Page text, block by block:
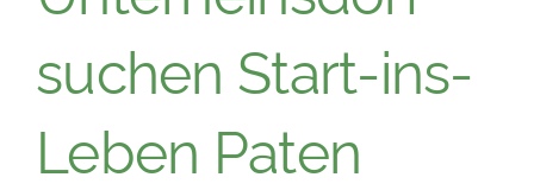
suchen Start-ins-
Leben Paten